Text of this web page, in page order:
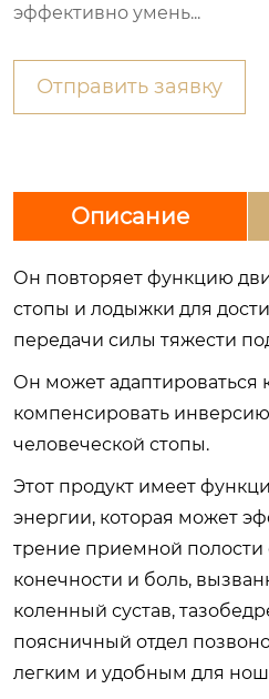
эффективно умень...
Отправить заявку
Описание
Он повторяет функцию
стопы и лодыжки для
передачи силы тяжести
Он может
компенсировать
человеческой стопы.
Этот продукт имеет
энергии, которая может
трение приемной полости
конечности и боль,
коленный сустав,
поясничный отдел
легким и удобным для